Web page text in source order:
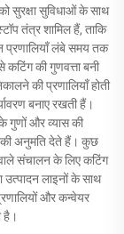
सुरक्षा सुविधाओं के साथ
तंत्र शामिल हैं, ताकि
प्रणालियाँ लंबे समय तक
की गुणवत्ता बनी
की प्रणालियाँ होती
बनाए रखती हैं।
गुणों और व्यास की
अनुमति देते हैं। कुछ
संचालन के लिए कटिंग
उत्पादन लाइनों के साथ
और कन्वेयर
है।